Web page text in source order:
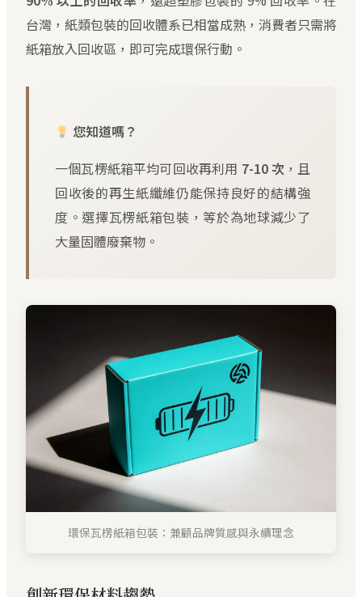
台灣，紙類包裝的回收體系已相當成熟，消費者只需將
紙箱放入回收區，即可完成環保行動。
您知道嗎？
一個瓦楞紙箱平均可回收再利用 7-10 次，且
回收後的再生紙纖維仍能保持良好的結構強
度。選擇瓦楞紙箱包裝，等於為地球減少了
大量固體廢棄物。
環保瓦楞紙箱包裝：兼顧品牌質感與永續理念